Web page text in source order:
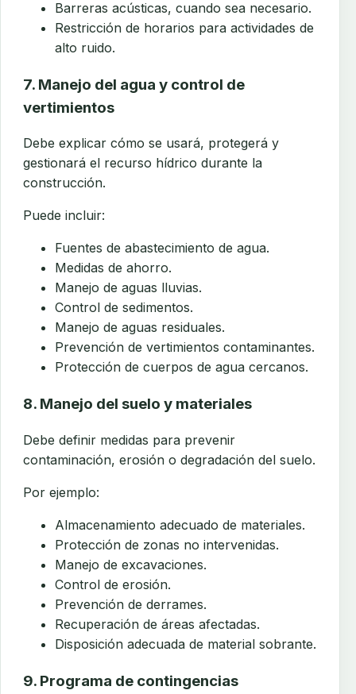
Barreras acústicas, cuando sea necesario.
Restricción de horarios para actividades de
alto ruido.
7. Manejo del agua y control de
vertimientos
Debe explicar cómo se usará, protegerá y
gestionará el recurso hídrico durante la
construcción.
Puede incluir:
Fuentes de abastecimiento de agua.
Medidas de ahorro.
Manejo de aguas lluvias.
Control de sedimentos.
Manejo de aguas residuales.
Prevención de vertimientos contaminantes.
Protección de cuerpos de agua cercanos.
8. Manejo del suelo y materiales
Debe definir medidas para prevenir
contaminación, erosión o degradación del suelo.
Por ejemplo:
Almacenamiento adecuado de materiales.
Protección de zonas no intervenidas.
Manejo de excavaciones.
Control de erosión.
Prevención de derrames.
Recuperación de áreas afectadas.
Disposición adecuada de material sobrante.
9. Programa de contingencias